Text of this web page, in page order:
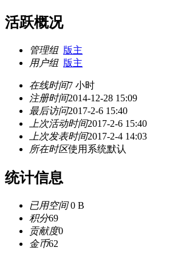
活跃概况
管理组 版主
用户组 版主
在线时间7 小时
注册时间2014-12-28 15:09
最后访问2017-2-6 15:40
上次活动时间2017-2-6 15:40
上次发表时间2017-2-4 14:03
所在时区使用系统默认
统计信息
已用空间0 B
积分69
贡献度0
金币62